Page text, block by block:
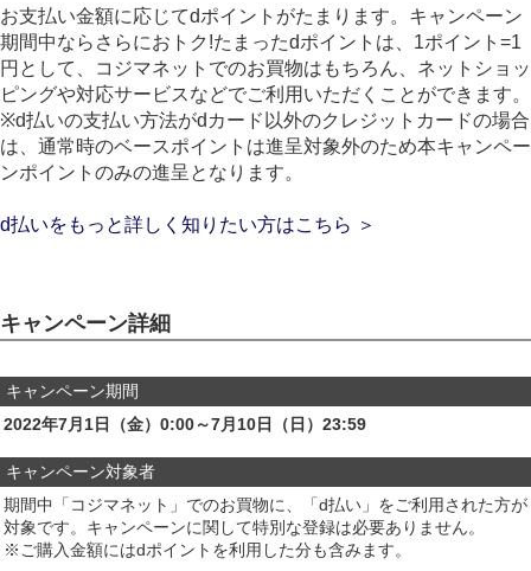
お支払い金額に応じてdポイントがたまります。キャンペーン
期間中ならさらにおトク!たまったdポイントは、1ポイント=1
円として、コジマネットでのお買物はもちろん、ネットショッ
ピングや対応サービスなどでご利用いただくことができます。
※d払いの支払い方法がdカード以外のクレジットカードの場合
は、通常時のベースポイントは進呈対象外のため本キャンペー
ンポイントのみの進呈となります。
d払いをもっと詳しく知りたい方はこちら ＞
キャンペーン詳細
キャンペーン期間
2022年7月1日（金）0:00～7月10日（日）23:59
キャンペーン対象者
期間中「コジマネット」でのお買物に、「d払い」をご利用された方が
対象です。キャンペーンに関して特別な登録は必要ありません。
※ご購入金額にはdポイントを利用した分も含みます。